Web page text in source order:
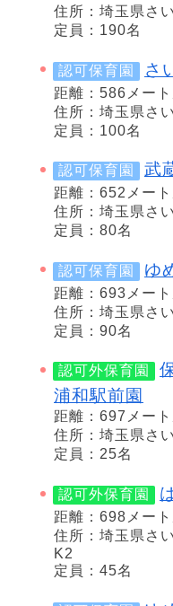
住所：埼玉県さ
定員：190名
認可保育園 さ
距離：586メー
住所：埼玉県さ
定員：100名
認可保育園 武
距離：652メー
住所：埼玉県さ
定員：80名
認可保育園 ゆ
距離：693メー
住所：埼玉県さ
定員：90名
認可外保育園
浦和駅前園
距離：697メー
住所：埼玉県さ
定員：25名
認可外保育園
距離：698メー
住所：埼玉県さ
K2
定員：45名